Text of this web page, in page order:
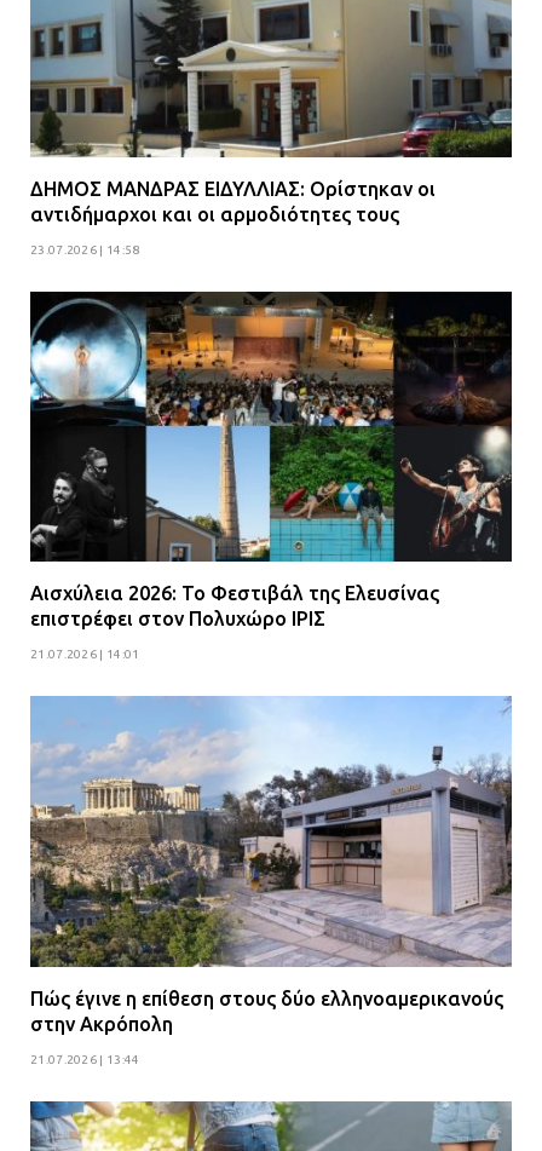
ΔΗΜΟΣ ΜΑΝΔΡΑΣ ΕΙΔΥΛΛΙΑΣ: Ορίστηκαν οι
αντιδήμαρχοι και οι αρμοδιότητες τους
23.07.2026 | 14:58
Αισχύλεια 2026: Το Φεστιβάλ της Ελευσίνας
επιστρέφει στον Πολυχώρο ΙΡΙΣ
21.07.2026 | 14:01
Πώς έγινε η επίθεση στους δύο ελληνοαμερικανούς
στην Ακρόπολη
21.07.2026 | 13:44